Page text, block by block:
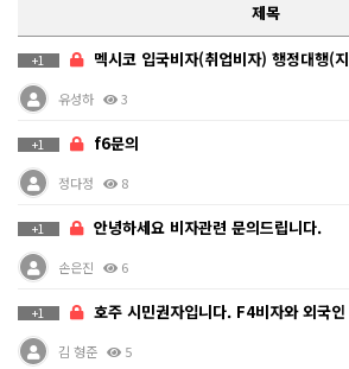
제목
+1 멕시코 입국비자(취업비자) 행정대행(지원) 문의
유성하 3
+1 f6문의
정다정 8
+1 안녕하세요 비자관련 문의드립니다.
손은진 6
+1 호주 시민권자입니다. F4비자와 외국인 거소증에 필요한…
김 형준 5